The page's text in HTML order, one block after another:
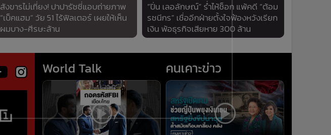
สังขารไม่เที่ยง! ปาปารัซซี่แอบถ่ายภาพ
“เบ็คแฮม” วัย 51 ไร้ฟิลเตอร์ เผยให้เห็น
ผมบาง-ศีรษะล้าน
“ปิ่น เลอลักษณ์” ร่ำไห้ช็อก แพ้คดี “ต้อม
รชนีกร” เชื่ออีกฝ่ายตั้งใจฟ้องหวังเรียก
เงิน พ้อธุรกิจเสียหาย 300 ล้าน
World Talk คนเคาะข่าว